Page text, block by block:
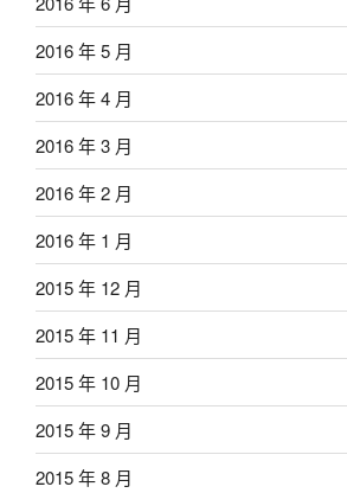
2016 年 5 月
2016 年 4 月
2016 年 3 月
2016 年 2 月
2016 年 1 月
2015 年 12 月
2015 年 11 月
2015 年 10 月
2015 年 9 月
2015 年 8 月